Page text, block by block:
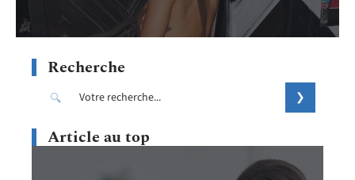
Recherche
Article au top